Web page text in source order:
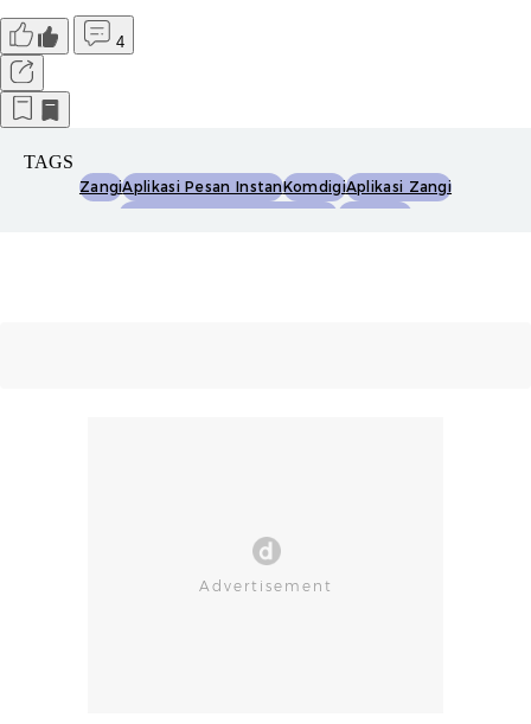
4
TAGS
ZangiAplikasi Pesan InstanKomdigiAplikasi Zangi